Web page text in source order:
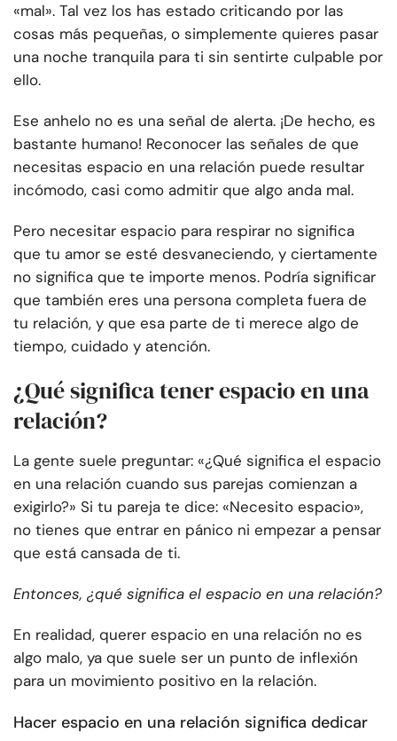
«mal». Tal vez los has estado criticando por las
cosas más pequeñas, o simplemente quieres pasar
una noche tranquila para ti sin sentirte culpable por
ello.
Ese anhelo no es una señal de alerta. ¡De hecho, es
bastante humano! Reconocer las señales de que
necesitas espacio en una relación puede resultar
incómodo, casi como admitir que algo anda mal.
Pero necesitar espacio para respirar no significa
que tu amor se esté desvaneciendo, y ciertamente
no significa que te importe menos. Podría significar
que también eres una persona completa fuera de
tu relación, y que esa parte de ti merece algo de
tiempo, cuidado y atención.
¿Qué significa tener espacio en una
relación?
La gente suele preguntar: «¿Qué significa el espacio
en una relación cuando sus parejas comienzan a
exigirlo?» Si tu pareja te dice: «Necesito espacio»,
no tienes que entrar en pánico ni empezar a pensar
que está cansada de ti.
Entonces, ¿qué significa el espacio en una relación?
En realidad, querer espacio en una relación no es
algo malo, ya que suele ser un punto de inflexión
para un movimiento positivo en la relación.
Hacer espacio en una relación significa dedicar